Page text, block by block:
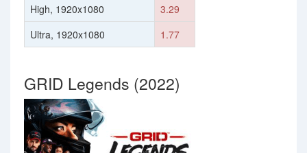
High, 1920x1080
3.29
Ultra, 1920x1080
1.77
GRID Legends (2022)